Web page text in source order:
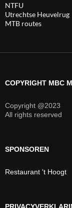
NTFU
Utrechtse Heuvelrug
MTB routes
COPYRIGHT MBC
Copyright @2023
All rights reserved
SPONSOREN
Restaurant 't Hoogt